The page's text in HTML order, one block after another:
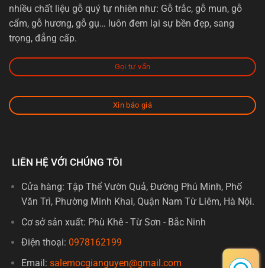
nhiều chất liệu gỗ quý tự nhiên như: Gỗ trắc, gỗ mun, gỗ
cẩm, gỗ hương, gỗ gụ… luôn đem lại sự bền đẹp, sang
trọng, đẳng cấp.
Gọi tư vấn
Xin báo giá
LIÊN HỆ VỚI CHÚNG TÔI
Cửa hàng: Tập Thể Vườn Quả, Đường Phú Minh, Phố
Văn Trì, Phường Minh Khai, Quận Nam Từ Liêm, Hà Nội.
Cơ sở sản xuất: Phù Khê - Từ Sơn - Bắc Ninh
Điện thoại: 0978162199
Email: salemocgianguyen@gmail.com